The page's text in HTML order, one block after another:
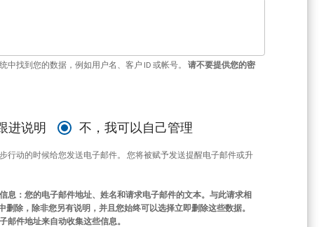
找到您的数据，例如用户名、客户 ID 或帐号。 请不要提供您的密
进说明
不，我可以自己管理
行动的时候给您发送电子邮件。 您将被赋予发送提醒电子邮件或升
息：您的电子邮件地址、姓名和请求电子邮件的文本。与此请求相
除，除非您另有说明，并且您始终可以选择立即删除这些数据。
件地址来自动收集这些信息。